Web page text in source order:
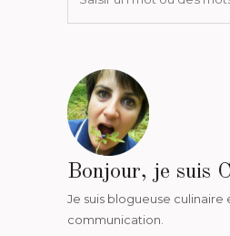
Bonjour, je suis
Je suis blogueuse
communication.